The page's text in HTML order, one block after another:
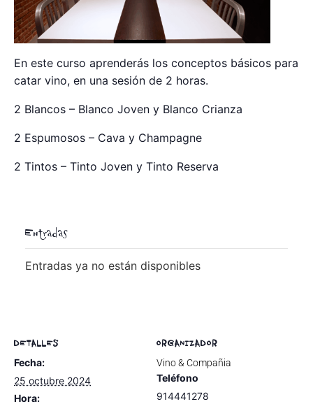
En este curso aprenderás los conceptos básicos para
catar vino, en una sesión de 2 horas.
2 Blancos – Blanco Joven y Blanco Crianza
2 Espumosos – Cava y Champagne
2 Tintos – Tinto Joven y Tinto Reserva
Entradas
Entradas ya no están disponibles
DETALLES
Fecha:
25 octubre 2024
Hora:
ORGANIZADOR
Vino & Compañia
Teléfono
914441278